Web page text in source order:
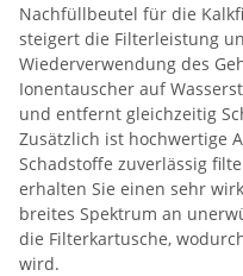
Nachfüllbeutel für die
steigert die Filterleistung
Wiederverwendung des
Ionentauscher auf
und entfernt gleichzeitig
Zusätzlich ist hochwertige
Schadstoffe zuverlässig
erhalten Sie einen sehr
breites Spektrum an
die Filterkartusche,
wird.